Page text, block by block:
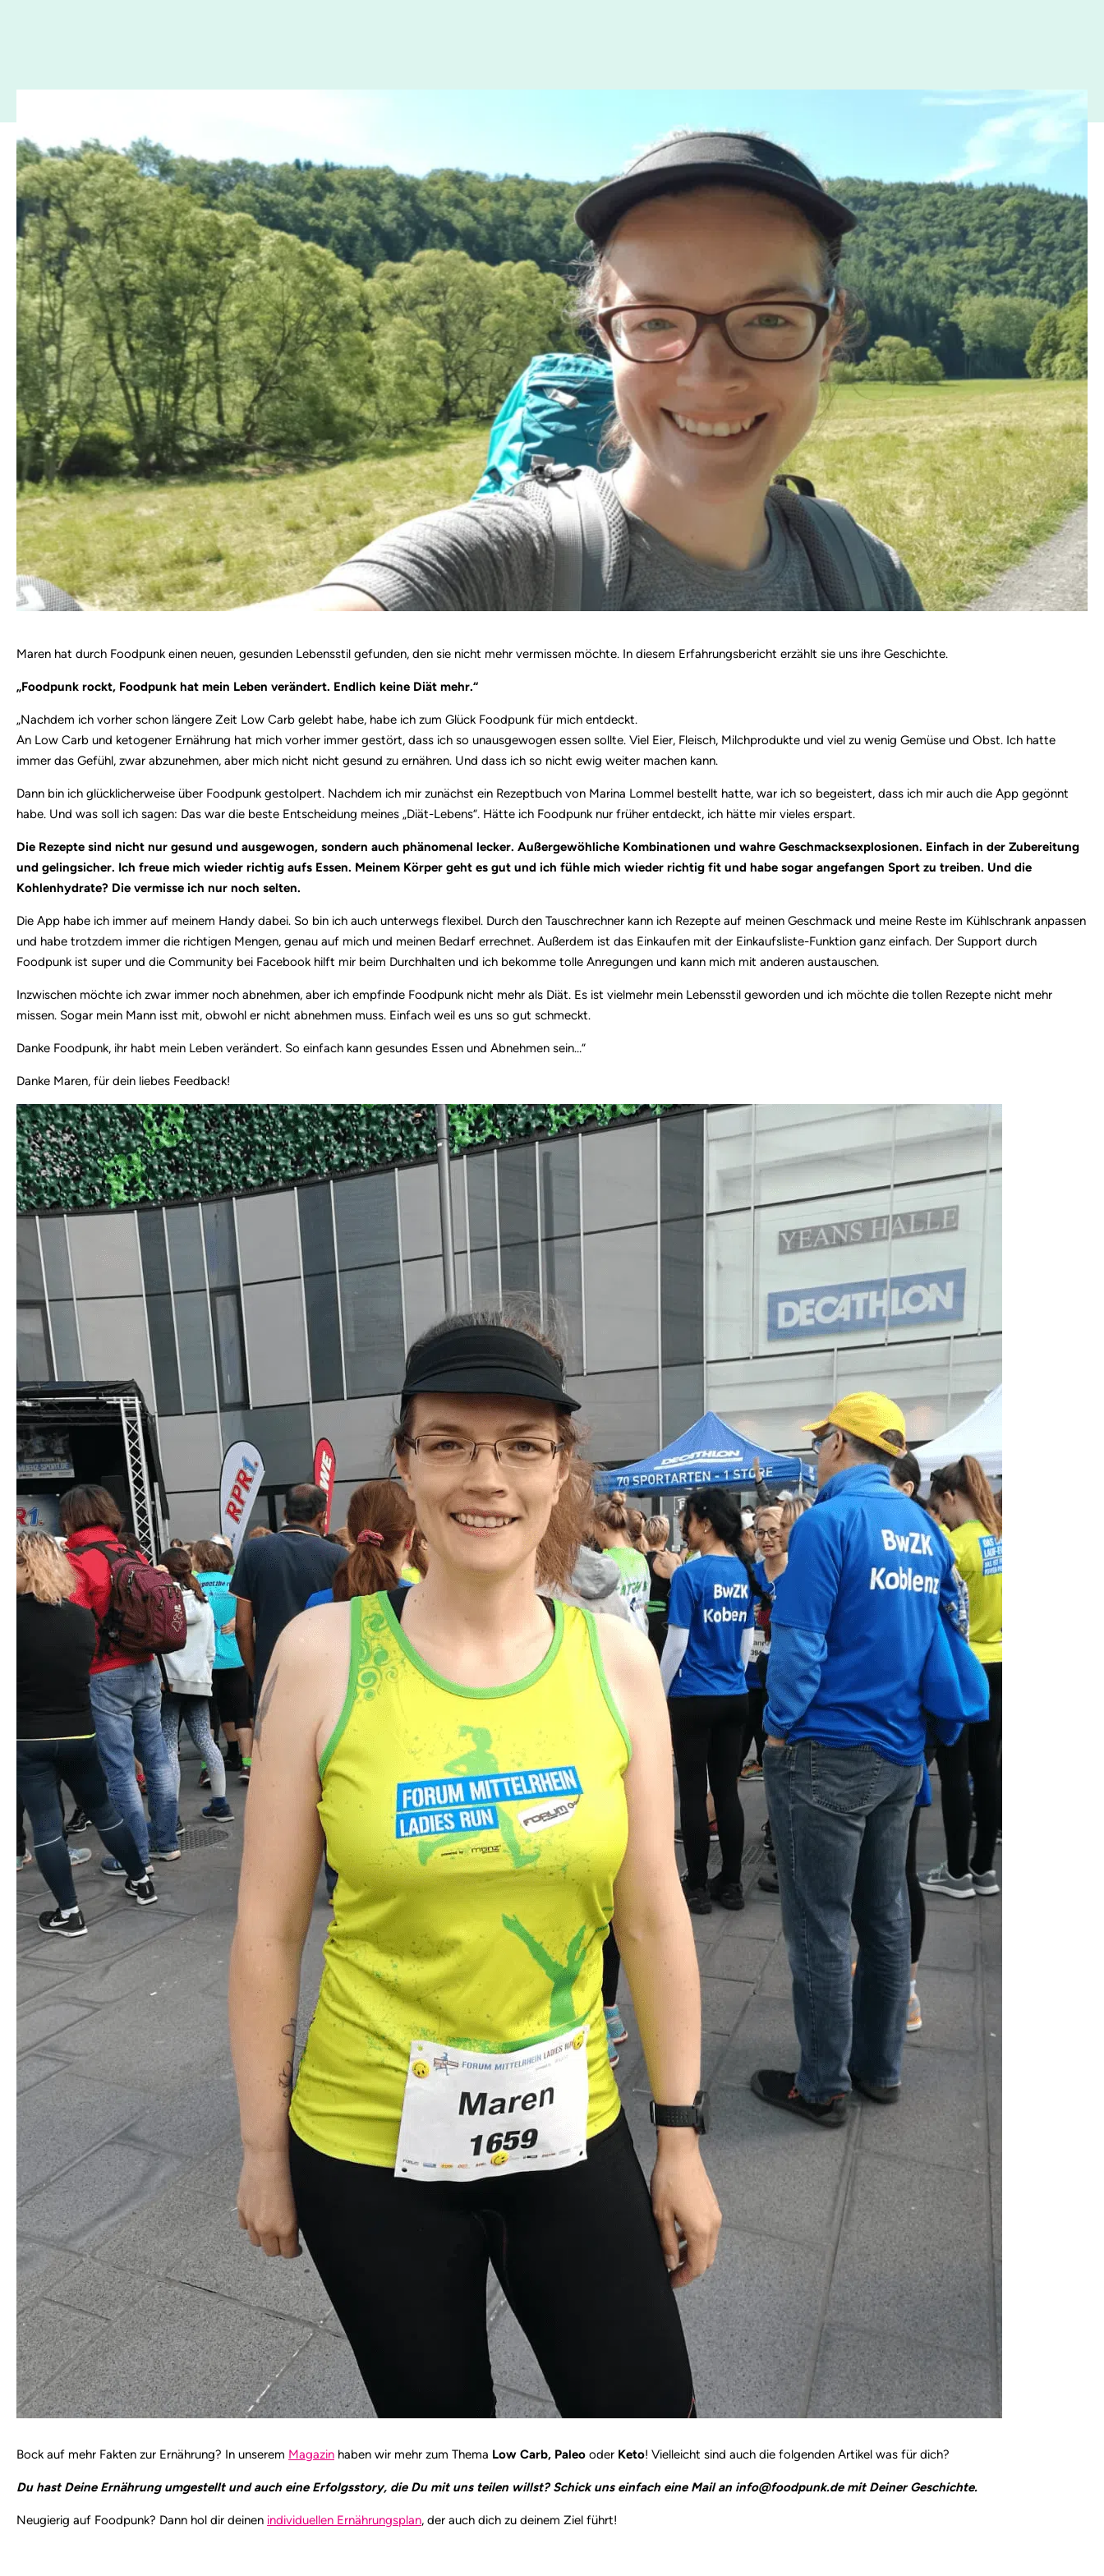
Maren hat durch Foodpunk einen neuen, gesunden Lebensstil gefunden, den sie nicht mehr vermissen möchte. In diesem Erfahrungsbericht erzählt sie uns ihre Geschichte.
„Foodpunk rockt, Foodpunk hat mein Leben verändert. Endlich keine Diät mehr.“
„Nachdem ich vorher schon längere Zeit Low Carb gelebt habe, habe ich zum Glück Foodpunk für mich entdeckt.
An Low Carb und ketogener Ernährung hat mich vorher immer gestört, dass ich so unausgewogen essen sollte. Viel Eier, Fleisch, Milchprodukte und viel zu wenig Gemüse und Obst. Ich hatte
immer das Gefühl, zwar abzunehmen, aber mich nicht nicht gesund zu ernähren. Und dass ich so nicht ewig weiter machen kann.
Dann bin ich glücklicherweise über Foodpunk gestolpert. Nachdem ich mir zunächst ein Rezeptbuch von Marina Lommel bestellt hatte, war ich so begeistert, dass ich mir auch die App gegönnt
habe. Und was soll ich sagen: Das war die beste Entscheidung meines „Diät-Lebens“. Hätte ich Foodpunk nur früher entdeckt, ich hätte mir vieles erspart.
Die Rezepte sind nicht nur gesund und ausgewogen, sondern auch phänomenal lecker. Außergewöhliche Kombinationen und wahre Geschmacksexplosionen. Einfach in der Zubereitung
und gelingsicher. Ich freue mich wieder richtig aufs Essen. Meinem Körper geht es gut und ich fühle mich wieder richtig fit und habe sogar angefangen Sport zu treiben. Und die
Kohlenhydrate? Die vermisse ich nur noch selten.
Die App habe ich immer auf meinem Handy dabei. So bin ich auch unterwegs flexibel. Durch den Tauschrechner kann ich Rezepte auf meinen Geschmack und meine Reste im Kühlschrank anpassen
und habe trotzdem immer die richtigen Mengen, genau auf mich und meinen Bedarf errechnet. Außerdem ist das Einkaufen mit der Einkaufsliste-Funktion ganz einfach. Der Support durch
Foodpunk ist super und die Community bei Facebook hilft mir beim Durchhalten und ich bekomme tolle Anregungen und kann mich mit anderen austauschen.
Inzwischen möchte ich zwar immer noch abnehmen, aber ich empfinde Foodpunk nicht mehr als Diät. Es ist vielmehr mein Lebensstil geworden und ich möchte die tollen Rezepte nicht mehr
missen. Sogar mein Mann isst mit, obwohl er nicht abnehmen muss. Einfach weil es uns so gut schmeckt.
Danke Foodpunk, ihr habt mein Leben verändert. So einfach kann gesundes Essen und Abnehmen sein…“
Danke Maren, für dein liebes Feedback!
Bock auf mehr Fakten zur Ernährung? In unserem Magazin haben wir mehr zum Thema Low Carb, Paleo oder Keto! Vielleicht sind auch die folgenden Artikel was für dich?
Du hast Deine Ernährung umgestellt und auch eine Erfolgsstory, die Du mit uns teilen willst? Schick uns einfach eine Mail an info@foodpunk.de mit Deiner Geschichte.
Neugierig auf Foodpunk? Dann hol dir deinen individuellen Ernährungsplan, der auch dich zu deinem Ziel führt!